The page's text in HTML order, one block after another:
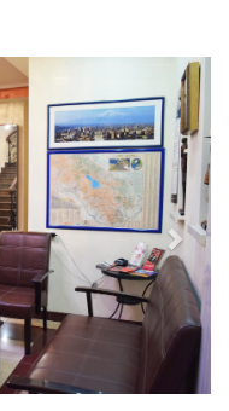
Next